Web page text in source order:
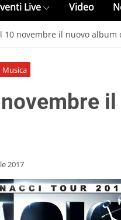
Live Video
10 novembre il nuovo album
Musica
2017